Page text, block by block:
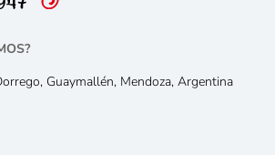
Guaymallén, Mendoza, Argentina